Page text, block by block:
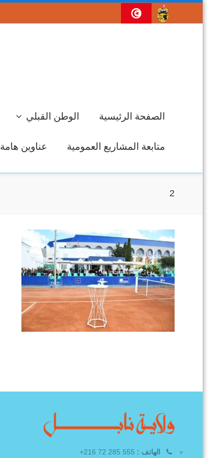
الصفحة الرئيسية الوطن القبلي
متابعة المشاريع العمومية عناوين هامة
2
الهاتف :